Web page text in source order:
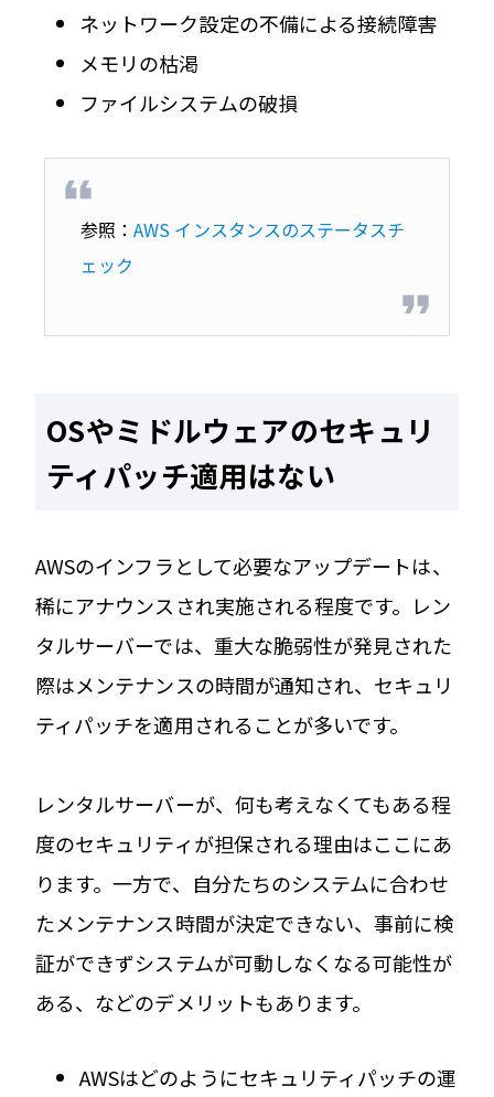
ネットワーク設定の不備による接続障害
メモリの枯渇
ファイルシステムの破損
参照：AWS インスタンスのステータスチ
ェック
OSやミドルウェアのセキュリ
ティパッチ適用はない
AWSのインフラとして必要なアップデートは、
稀にアナウンスされ実施される程度です。レン
タルサーバーでは、重大な脆弱性が発見された
際はメンテナンスの時間が通知され、セキュリ
ティパッチを適用されることが多いです。
レンタルサーバーが、何も考えなくてもある程
度のセキュリティが担保される理由はここにあ
ります。一方で、自分たちのシステムに合わせ
たメンテナンス時間が決定できない、事前に検
証ができずシステムが可動しなくなる可能性が
ある、などのデメリットもあります。
AWSはどのようにセキュリティパッチの運